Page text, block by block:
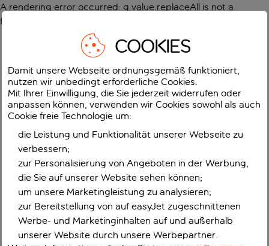
A rendering error occurred: g.value.replaceAll is not a
function
COOKIES
Damit unsere Webseite ordnungsgemäß funktioniert,
nutzen wir unbedingt erforderliche Cookies.
Mit Ihrer Einwilligung, die Sie jederzeit widerrufen oder
anpassen können, verwenden wir Cookies sowohl als auch
Cookie freie Technologie um:
die Leistung und Funktionalität unserer Webseite zu
verbessern;
zur Personalisierung von Angeboten in der Werbung,
die Sie auf unserer Website sehen können;
um unsere Marketingleistung zu analysieren;
zur Bereitstellung von auf easyJet zugeschnittenen
Werbe- und Marketinginhalten auf und außerhalb
unserer Website durch unsere Werbepartner.